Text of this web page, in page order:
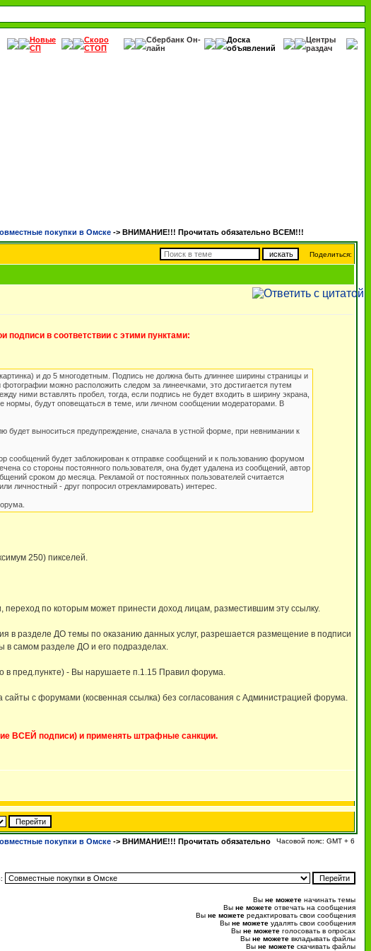
Новые
СП
Скоро
СТОП
Сбербанк Он-
лайн
Доска
объявлений
Центры
раздач
покупки в Омске -> ВНИМАНИЕ!!! Прочитать обязательно ВСЕМ!!!
Поделиться:
подписи в соответствии с этими пунктами:
и до 5 многодетным. Подпись не должна быть длиннее ширины страницы и
можно расположить следом за линеечками, это достигается путем
ними вставлять пробел, тогда, если подпись не будет входить в ширину экрана,
нормы, будут оповещаться в теме, или личном сообщении модераторами. В
будет выноситься предупреждение, сначала в устной форме, при невнимании к
будет заблокирован к отправке сообщений и к пользованию форумом
со стороны постоянного пользователя, она будет удалена из сообщений, автор
сроком до месяца. Рекламой от постоянных пользователей считается
личностный - друг попросил отрекламировать) интерес.
250) пикселей.
переход по которым может принести доход лицам, разместившим эту ссылку.
в разделе ДО темы по оказанию данных услуг, разрешается размещение в подписи
в самом разделе ДО и его подразделах.
в пред.пункте) - Вы нарушаете п.1.15 Правил форума.
с форумами (косвенная ссылка) без согласования с Администрацией форума.
ВСЕЙ подписи) и применять штрафные санкции.
покупки в Омске -> ВНИМАНИЕ!!! Прочитать обязательно
Часовой пояс: GMT + 6
Вы не можете начинать темы
Вы не можете отвечать на сообщения
Вы не можете редактировать свои сообщения
Вы не можете удалять свои сообщения
Вы не можете голосовать в опросах
Вы не можете вкладывать файлы
Вы не можете скачивать файлы